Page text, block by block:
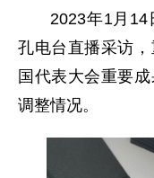
2023年1月14
孔电台直播采访
国代表大会重要
调整情况。